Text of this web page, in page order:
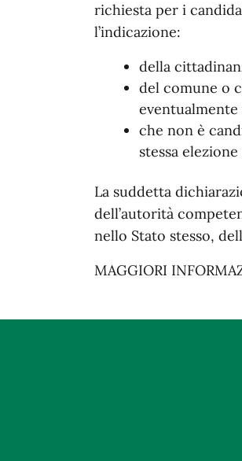
richiesta per i
l’indicazione:
della
del comune o
che non è
stessa
La suddetta
dell’autorità
nello Stato stesso,
MAGGIORI